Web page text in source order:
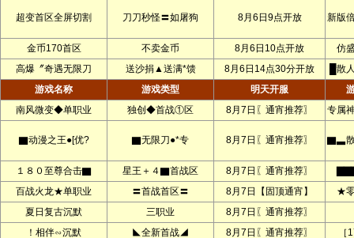
超变首区全屏切割 刀刀秒怪〓如屠狗 8月6日9点开放 新版
金币170首区 不卖金币 8月6日10点开放
仿
高爆〞奇遇无限刀
送沙捐▲送满*馈 8月6日14点30分开放
█散
游戏名称
游戏类型 明天开服
南风微变◆单职业
独创◆首战①区 8月7日〖通宵推荐〗 专属
▇动漫之王●[优? ▇无限刀●*专 8月7日〖通宵推荐〗 ▇▃
１８０至尊合击▇ 星王＋４▇首战区 8月7日〖通宵推荐〗
百战火龙★单职业
〓首战首区〓 8月7日【固顶通宵】
★
夏日复古沉默
三职业
8月7日〖通宵推荐〗
！相伴∽沉默
◣全新首战◢ 8月7日〖通宵推荐〗
［